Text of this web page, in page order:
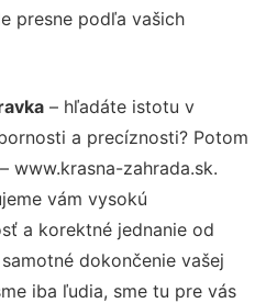
presne podľa vašich
– hľadáte istotu v
a precíznosti? Potom
www.krasna-zahrada.sk.
vám vysokú
a korektné jednanie od
dokončenie vašej
iba ľudia, sme tu pre vás